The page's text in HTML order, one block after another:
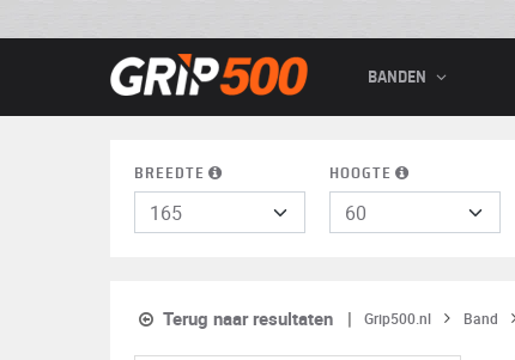
BANDEN
BREEDTE HOOGTE
Terug naar resultaten Grip500.nl Band